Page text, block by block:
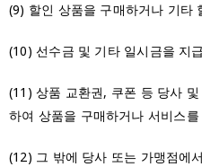
(9) 할인 상품을 구매하거나 기타
(10) 선수금 및 기타 일시금을 지
(11) 상품 교환권, 쿠폰 등 당사
하여 상품을 구매하거나 서비스
(12) 그 밖에 당사 또는 가맹점에